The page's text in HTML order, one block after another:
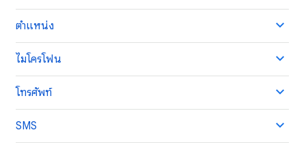
ตำแหน่ง
ไมโครโฟน
โทรศัพท์
SMS